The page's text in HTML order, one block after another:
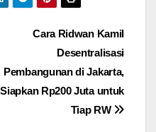
Cara Ridwan Kamil
Desentralisasi
Pembangunan di Jakarta,
Siapkan Rp200 Juta untuk
Tiap RW